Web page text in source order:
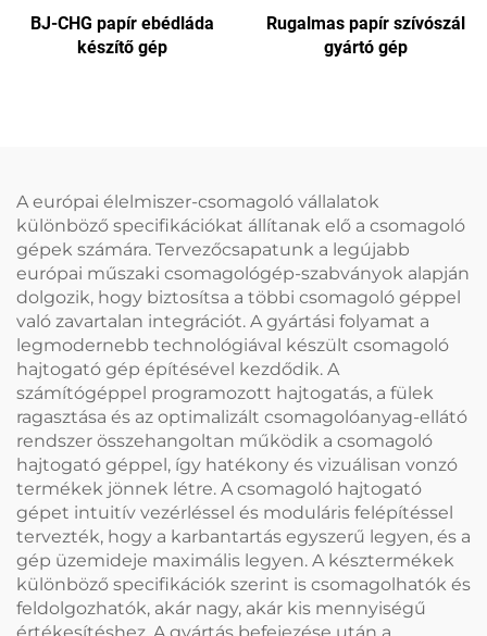
BJ-CHG papír ebédláda
készítő gép
Rugalmas papír szívószál
gyártó gép
A európai élelmiszer-csomagoló vállalatok
különböző specifikációkat állítanak elő a csomagoló
gépek számára. Tervezőcsapatunk a legújabb
európai műszaki csomagológép-szabványok alapján
dolgozik, hogy biztosítsa a többi csomagoló géppel
való zavartalan integrációt. A gyártási folyamat a
legmodernebb technológiával készült csomagoló
hajtogató gép építésével kezdődik. A
számítógéppel programozott hajtogatás, a fülek
ragasztása és az optimalizált csomagolóanyag-ellátó
rendszer összehangoltan működik a csomagoló
hajtogató géppel, így hatékony és vizuálisan vonzó
termékek jönnek létre. A csomagoló hajtogató
gépet intuitív vezérléssel és moduláris felépítéssel
tervezték, hogy a karbantartás egyszerű legyen, és a
gép üzemideje maximális legyen. A késztermékek
különböző specifikációk szerint is csomagolhatók és
feldolgozhatók, akár nagy, akár kis mennyiségű